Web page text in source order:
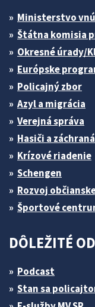
Ministerstvo
Štátna komisia
Okresné úrady/
Európske
Policajný zbor
Azyl a migrácia
Verejná správa
Hasiči a
Krízové riadenie
Schengen
Rozvoj
Športové
DÔLEŽITÉ
Podcast
Stan sa